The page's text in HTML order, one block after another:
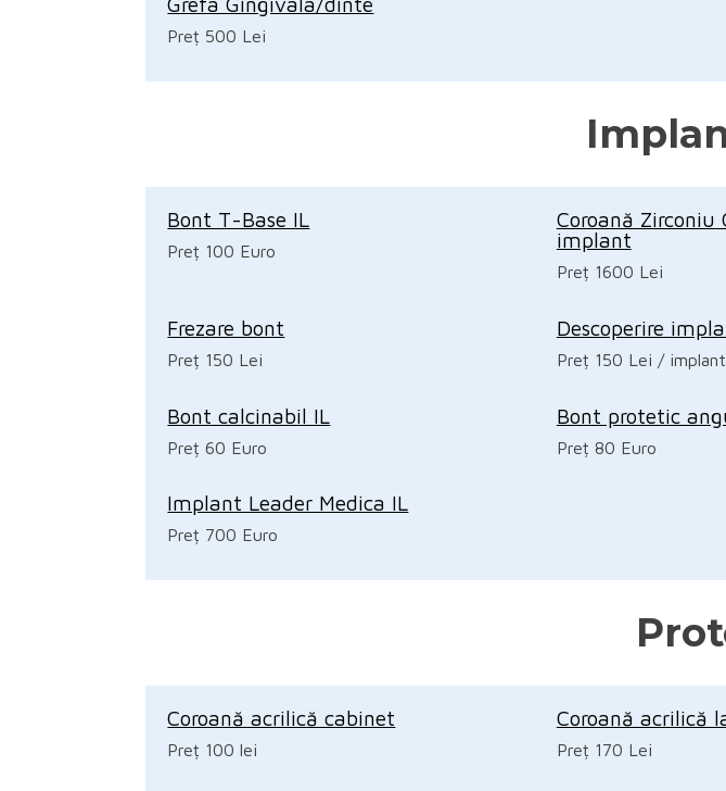
Preț 500 Lei
Bont T-Base IL
Preț 100 Euro
Coroană Zirconiu
implant
Preț 1600 Lei
Frezare bont
Preț 150 Lei
Descoperire
Preț 150 Lei / implant
Bont calcinabil IL
Preț 60 Euro
Bont protetic
Preț 80 Euro
Implant Leader Medica IL
Preț 700 Euro
Coroană acrilică cabinet
Preț 100 lei
Coroană acrilică
Preț 170 Lei